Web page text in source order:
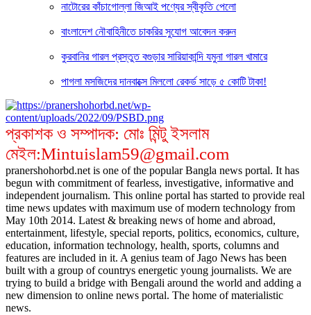
নাটোরের কাঁচাগোল্লা জিআই পণ্যের স্বীকৃতি পেলো
বাংলাদেশ নৌবাহিনীতে চাকরির সুযোগ আবেদন করুন
কুরবানির গারল প্রস্তুত বগুড়ার সারিয়াকান্দি যমুনা গারল খামারে
পাগলা মসজিদের দানবাক্সে মিললো রেকর্ড সাড়ে ৫ কোটি টাকা!
প্রকাশক ও সম্পাদক: মোঃ মিন্টু ইসলাম
মেইল:Mintuislam59@gmail.com
pranershohorbd.net is one of the popular Bangla news portal. It has
begun with commitment of fearless, investigative, informative and
independent journalism. This online portal has started to provide real
time news updates with maximum use of modern technology from
May 10th 2014. Latest & breaking news of home and abroad,
entertainment, lifestyle, special reports, politics, economics, culture,
education, information technology, health, sports, columns and
features are included in it. A genius team of Jago News has been
built with a group of countrys energetic young journalists. We are
trying to build a bridge with Bengali around the world and adding a
new dimension to online news portal. The home of materialistic
news.